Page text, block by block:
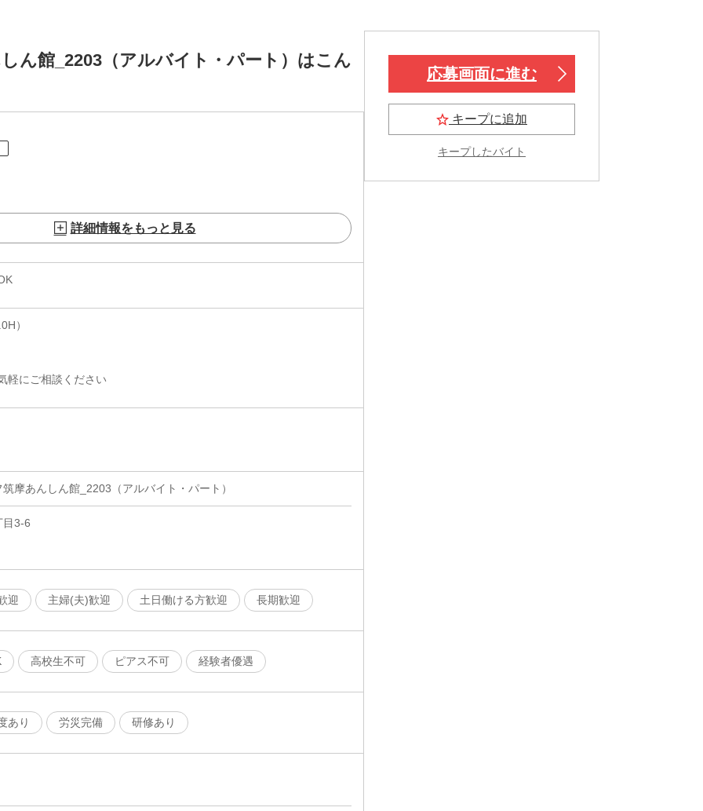
ん館_2203（アルバイト・パート）はこん
詳細情報をもっと見る
）
軽にご相談ください
摩あんしん館_2203（アルバイト・パート）
目3-6
迎 主婦(夫)歓迎 土日働ける方歓迎 長期歓迎
高校生不可 ピアス不可 経験者優遇
あり 労災完備 研修あり
応募画面に進む
キープに追加
キープしたバイト